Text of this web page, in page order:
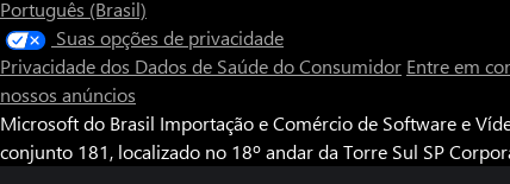
Português (Brasil)
Suas opções de privacidade
Privacidade dos Dados de Saúde do Consumidor Entre em
nossos anúncios
Microsoft do Brasil Importação e Comércio de Software e
conjunto 181, localizado no 18º andar da Torre Sul SP